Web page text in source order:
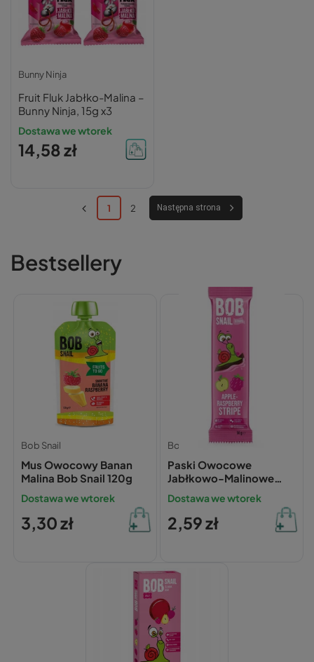
Bunny Ninja
Fruit Fluk Jabłko-Malina –
Bunny Ninja, 15g x3
Dostawa we wtorek
14,58 zł
1 2 Następna strona
Bestsellery
Bob Snail
Mus Owocowy Banan
Malina Bob Snail 120g
Dostawa we wtorek
3,30 zł
Bob Snail
Paski Owocowe
Jabłkowo-Malinowe
Bob Snail
Dostawa we wtorek
2,59 zł